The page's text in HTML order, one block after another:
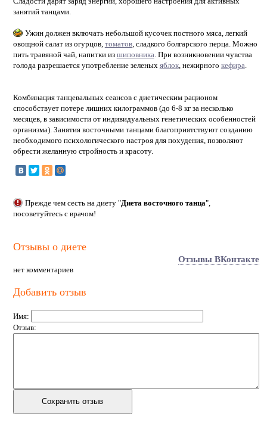
занятий танцами.
Ужин должен включать небольшой кусочек постного мяса, легкий
овощной салат из огурцов, томатов, сладкого болгарского перца. Можно
пить травяной чай, напитки из шиповника . При возникновении чувства
голода разрешается употребление зеленых яблок, нежирного кефира
Комбинация танцевальных сеансов с диетическим рационом
способствует потере лишних килограммов (до 6-8 кг за несколько
месяцев, в зависимости от индивидуальных генетических особенностей
организма). Занятия восточными танцами благоприятствуют созданию
необходимого психологического настроя для похудения, позволяют
обрести желанную стройность и красоту.
Прежде чем сесть на диету "Диета восточного танца",
посоветуйтесь с врачом!
Отзывы о диете
Отзывы ВКонтакте
нет комментариев
Добавить отзыв
Имя:
Отзыв: